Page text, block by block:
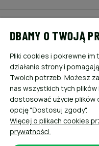
PŁATNOŚCI I
INFORMACJE
O NAS
DBAMY O TWOJĄ
Pliki cookies i pokrewne
działanie strony i
Twoich potrzeb. Możesz
nas wszystkich tych
dostosować użycie plików
opcję "Dostosuj zgody".
Więcej o plikach cookies
prywatności.